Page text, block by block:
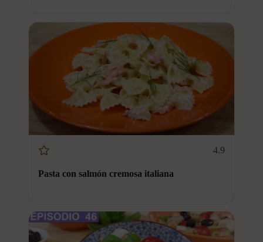
4.9
Pasta con salmón cremosa italiana